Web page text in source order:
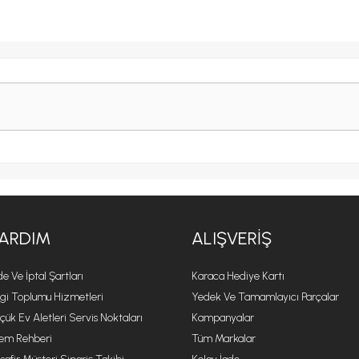
Ve İptal Şartları
Toplumu Hizmetleri
Ev Aletleri Servis Noktaları
Rehberi
ALIŞVERIŞ
Karaca Hediye Kartı
Yedek Ve Tamamlayıcı Parçalar
Kampanyalar
Tüm Markalar